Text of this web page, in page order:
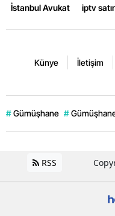
İstanbul Avukat iptv
Künye İletişim
# Gümüşhane #
RSS